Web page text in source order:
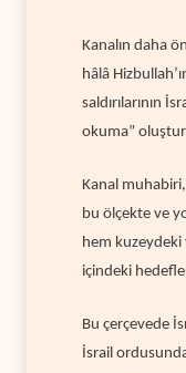
Kanalın daha
hâlâ
saldırılarının
okuma”
Kanal muhabiri,
bu ölçekte ve
hem
içindeki
Bu çerçevede
İsrail